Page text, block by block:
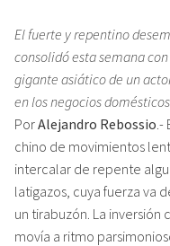
El fuerte y repentino
consolidó esta semana
gigante asiático de un
en los negocios domésticos
PorAlejandro Rebossio .-
chino de movimientos
intercalar de repente
latigazos, cuya fuerza va
un tirabuzón. La inversión
movía a ritmo